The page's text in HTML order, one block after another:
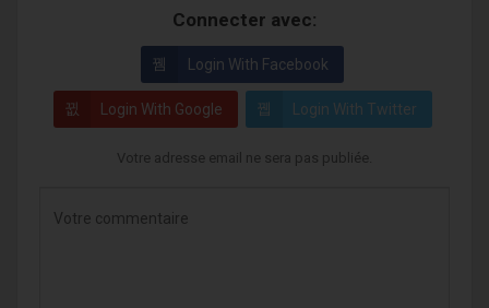
Connecter avec:
Login With Facebook
Login With Google Login With Twitter
Votre adresse email ne sera pas publiée.